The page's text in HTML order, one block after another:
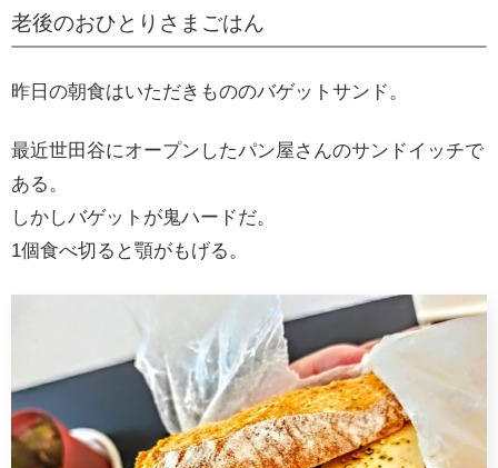
老後のおひとりさまごはん
昨日の朝食はいただきもののバゲットサンド。
最近世田谷にオープンしたパン屋さんのサンドイッチで
ある。
しかしバゲットが鬼ハードだ。
1個食べ切ると顎がもげる。